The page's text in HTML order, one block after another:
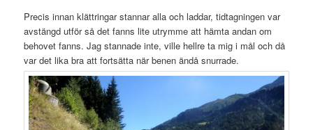
Precis innan klättringar stannar alla och laddar, tidtagningen var
avstängd utför så det fanns lite utrymme att hämta andan om
behovet fanns. Jag stannade inte, ville hellre ta mig i mål och då
var det lika bra att fortsätta när benen ändå snurrade.